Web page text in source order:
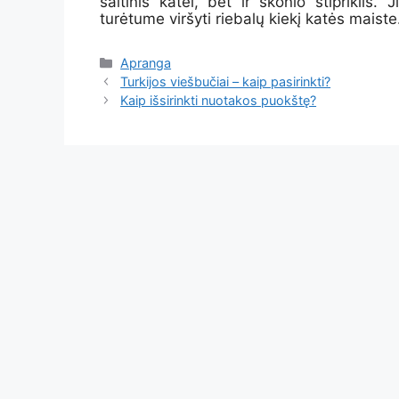
turėtume viršyti riebalų kiekį katės
Kategorijos
Apranga
Turkijos viešbučiai – kaip pasirinkti?
Kaip išsirinkti nuotakos puokštę?